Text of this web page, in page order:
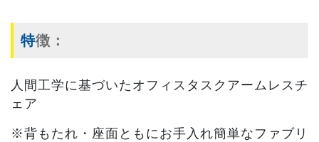
特徴：
人間工学に基づいたオフィスタスクアームレスチ
ェア
※背もたれ・座面ともにお手入れ簡単なファブリ